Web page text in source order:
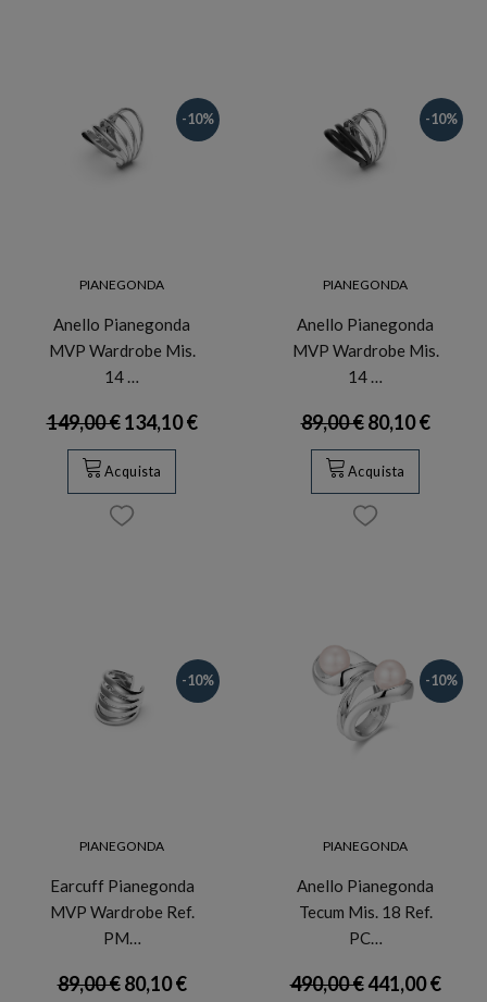
-10%
PIANEGONDA
Anello Pianegonda
MVP Wardrobe Mis.
14 …
149,00 €134,10 €
Acquista
-10%
PIANEGONDA
Anello Pianegonda
MVP Wardrobe Mis.
14 …
89,00 €80,10 €
Acquista
-10%
PIANEGONDA
Earcuff Pianegonda
MVP Wardrobe Ref.
PM…
89,00 €80,10 €
-10%
PIANEGONDA
Anello Pianegonda
Tecum Mis. 18 Ref.
PC…
490,00 €441,00 €